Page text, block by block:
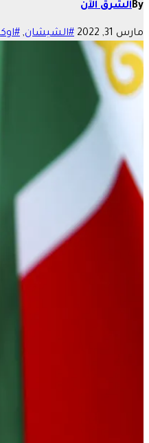
Byالشرق الآن
مارس 31, 2022 #الشيشان,